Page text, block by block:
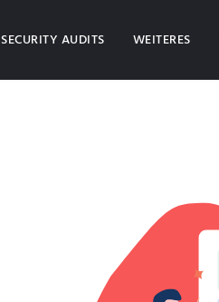
SECURITY AUDITS WEITERES